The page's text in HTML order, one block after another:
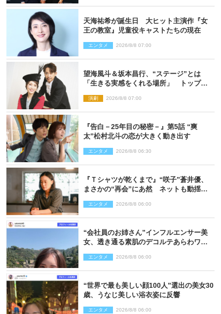
天海祐希が誕生日 大ヒット主演作『女
王の教室』児童役キャストたちの現在
エンタメ 2026/8/8 07:00
望海風斗＆坂本昌行、“ステージ”とは
「生きる実感をくれる場所」 トップを
演劇 2026/8/8 07:00
『告白－25年目の秘密－』第5話 “爽
太”松村北斗の恋が大きく動き出す
エンタメ 2026/8/8 06:30
『Ｔシャツが乾くまで』“咲子”蒼井優、
まさかの“再会”にあ然 ネットも動揺
レあり）
エンタメ 2026/8/8 06:00
“会社員のお姉さん”インフルエンサー美
女、透き通る素肌のデコルテあらわワン
エンタメ 2026/8/8 06:00
“世界で最も美しい顔100人”選出の美女30
歳、うなじ美しい浴衣姿に反響
エンタメ 2026/8/8 06:00